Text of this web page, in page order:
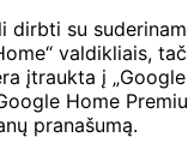
dirbti su
valdikliais,
įtraukta į „Google
Home
pranašumą.